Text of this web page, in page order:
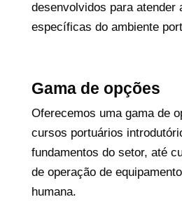
desenvolvidos para atender
específicas do ambiente
Gama de opções
Oferecemos uma gama de
cursos portuários
fundamentos do setor, até
de operação de
humana.